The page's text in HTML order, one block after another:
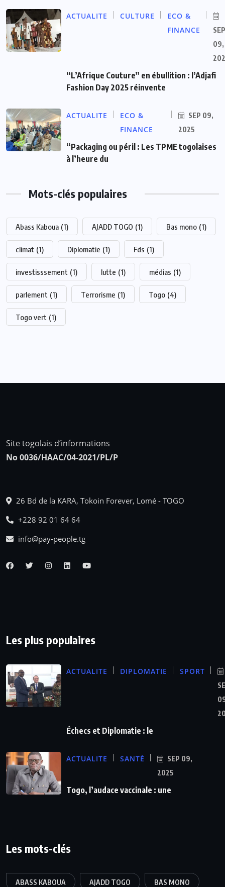
ACTUALITE CULTURE
ECO &
FINANCE
SEP
09,
“L’Afrique Couture” en ébullition : l’Adjafi
Fashion Day 2025 réinvente
ACTUALITE
ECO &
FINANCE
SEP 09,
2025
“Packaging ou péril : Les TPME togolaises
à l’heure du
Mots-clés populaires
Abass Kaboua (1) AJADD TOGO (1) Bas mono (1)
climat (1) Diplomatie (1) Fds (1)
investisssement (1) lutte (1) médias (1)
parlement (1) Terrorisme (1) Togo (4)
Togo vert (1)
Site togolais d’informations
No 0036/HAAC/04-2021/PL/P
26 Bd de la KARA, Tokoin Forever, Lomé - TOGO
+228 92 01 64 64
info@pay-people.tg
Les plus populaires
ACTUALITE DIPLOMATIE SPORT
Échecs et Diplomatie : le
ACTUALITE SANTÉ
SEP 09,
2025
Togo, l’audace vaccinale : une
Les mots-clés
ABASS KABOUA AJADD TOGO BAS MONO